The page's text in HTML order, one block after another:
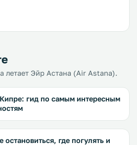
летает Эйр Астана (Air Astana).
гид по самым интересным
где погулять и